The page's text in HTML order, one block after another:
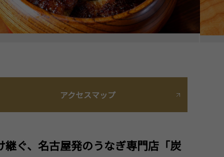
アクセスマップ
ぐ、名古屋発のうなぎ専門店「炭